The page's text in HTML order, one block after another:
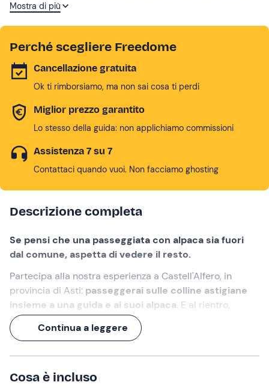
per i cavalli trasmessa da mio padre. Oggi salvo animali
Mostra di più
Perché scegliere Freedome
Cancellazione gratuita
Ok ti rimborsiamo, ma non sai cosa ti perdi
Miglior prezzo garantito
Lo stesso della guida: non applichiamo commissioni
Assistenza 7 su 7
Contattaci quando vuoi. Non facciamo ghosting
Descrizione completa
Se pensi che una passeggiata con alpaca sia fuori
dal comune, aspetta di vedere il resto.
Partecipa alla nostra esperienza a Castell'Alfero, in
provincia di Asti: passeggerai sulle colline astigiane
insieme a una guida e ai suoi alpaca. E al rientro,
troverete ad accogliervi glialtri animali della fattoria
esotica.
Un'esperienza di 2 ore, conimmancabile aperitivo!
Cosa faremo
Continua a leggere
Cosa è incluso